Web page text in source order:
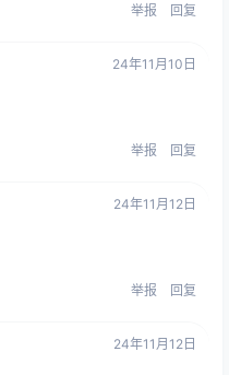
举报 回复
24年11月10日
举报 回复
24年11月12日
举报 回复
24年11月12日